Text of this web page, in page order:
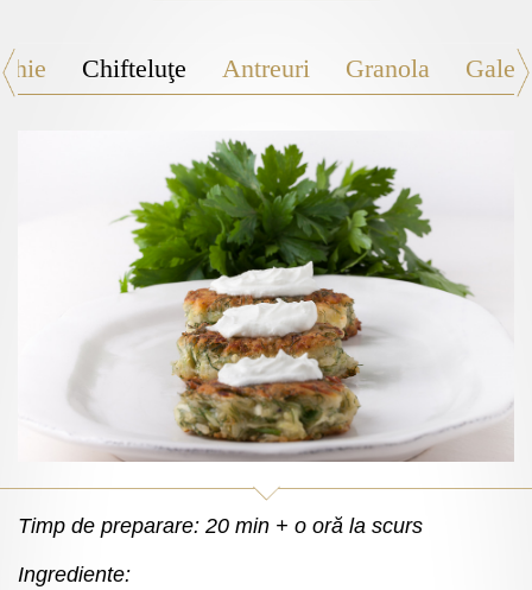
Chifteluţe Antreuri Granola
Timp de preparare: 20 min + o oră la scurs
Ingrediente: